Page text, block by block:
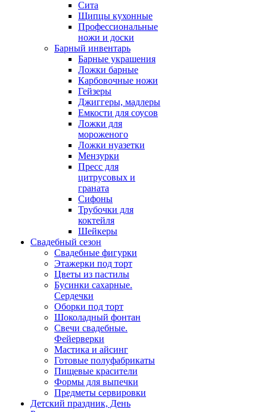
Сита
Щипцы кухонные
Профессиональные
ножи и доски
Барный инвентарь
Барные украшения
Ложки барные
Карбовочные ножи
Гейзеры
Джиггеры, мадлеры
Емкости для соусов
Ложки для
мороженого
Ложки нуазетки
Мензурки
Пресс для
цитрусовых и
граната
Сифоны
Трубочки для
коктейля
Шейкеры
Свадебный сезон
Свадебные фигурки
Этажерки под торт
Цветы из пастилы
Бусинки сахарные.
Сердечки
Оборки под торт
Шоколадный фонтан
Свечи свадебные.
Фейерверки
Мастика и айсинг
Готовые полуфабрикаты
Пищевые красители
Формы для выпечки
Предметы сервировки
Детский праздник, День